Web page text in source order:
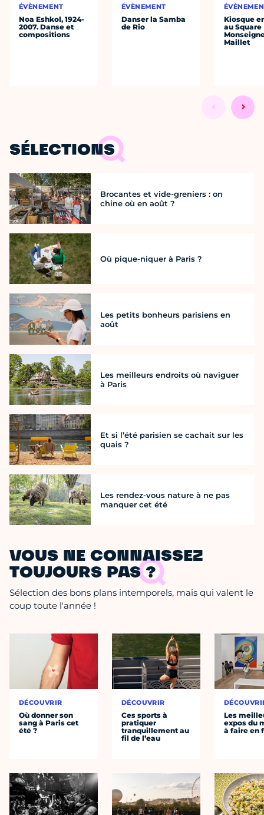
ÉVÈNEMENT
Noa Eshkol, 1924-
2007. Danse et
compositions
ÉVÈNEMENT
Danser la Samba
de Rio
Kiosque
au Square
Maillet
SÉLECTIONS
Brocantes et vide-greniers : on
chine où en août ?
Où pique-niquer à Paris ?
Les petits bonheurs parisiens en
août
Les meilleurs endroits où naviguer
à Paris
Et si l’été parisien se cachait sur les
quais ?
Les rendez-vous nature à ne pas
manquer cet été
VOUS NE CONNAISSEZ
TOUJOURS PAS ?
Sélection des bons plans intemporels, mais qui valent le
coup toute l'année !
DÉCOUVRIR
Où donner son
sang à Paris cet
été ?
DÉCOUVRIR
Ces sports à
pratiquer
tranquillement au
fil de l’eau
Les
expos du
à faire en